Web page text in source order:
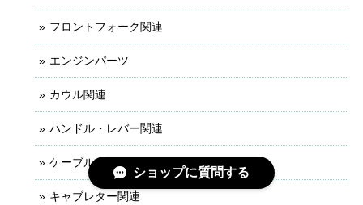
フロントフォーク関連
エンジンパーツ
カウル関連
ハンドル・レバー関連
ケーブル・ライン関連
キャブレター関連
ショップに質問する